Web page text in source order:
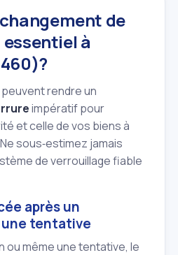
de
à
rendre un
impératif pour
et celle de vos biens à
sous‑estimez jamais
de verrouillage fiable
après un
une tentative
ou même une tentative, le